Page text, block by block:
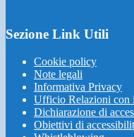
Sezione Link Utili
Cookie policy
Note legali
Informativa Privacy
Ufficio Relazioni con
Dichiarazione di
Obiettivi di